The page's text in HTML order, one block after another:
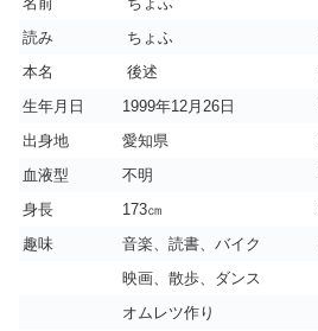
読み
ちょふ
本名
後述
生年月日
1999年12月26日
出身地
愛知県
血液型
不明
身長
173㎝
趣味
音楽、読書、バイク
映画、散歩、ダンス
オムレツ作り